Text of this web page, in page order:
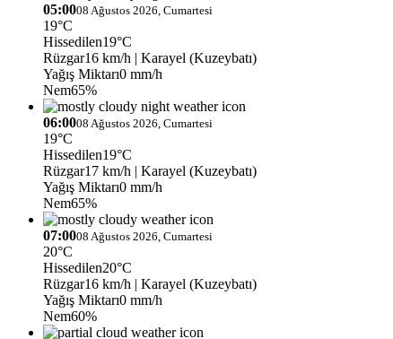
05:0008 Ağustos 2026, Cumartesi
19°C
Hissedilen19°C
Rüzgar16 km/h | Karayel (Kuzeybatı)
Yağış Miktarı0 mm/h
Nem65%
06:0008 Ağustos 2026, Cumartesi
19°C
Hissedilen19°C
Rüzgar17 km/h | Karayel (Kuzeybatı)
Yağış Miktarı0 mm/h
Nem65%
07:0008 Ağustos 2026, Cumartesi
20°C
Hissedilen20°C
Rüzgar16 km/h | Karayel (Kuzeybatı)
Yağış Miktarı0 mm/h
Nem60%